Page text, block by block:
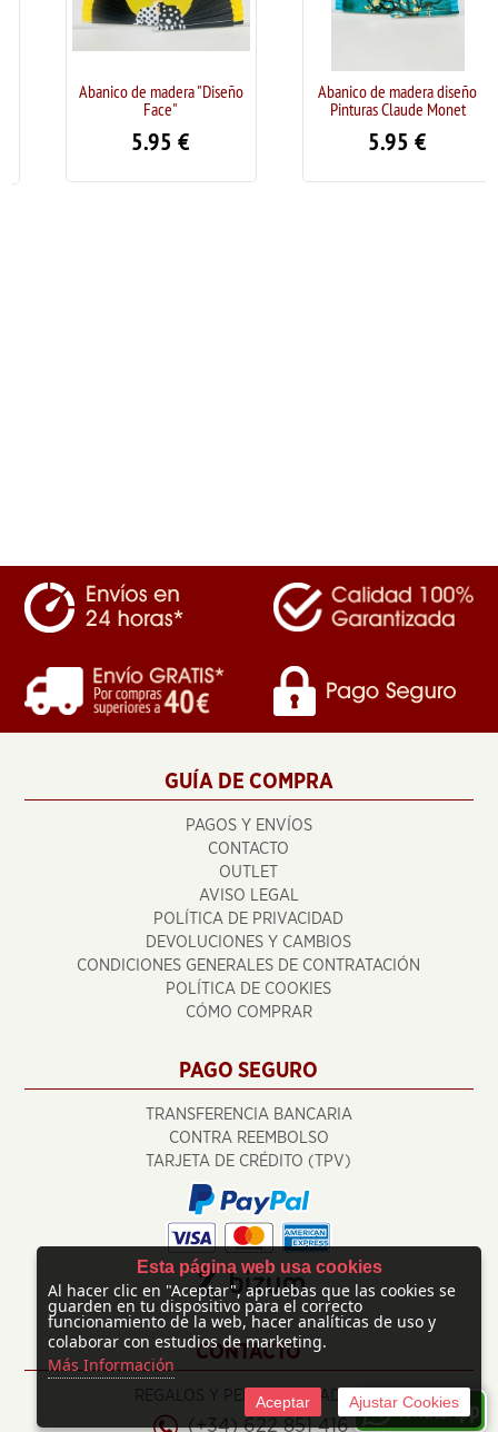
Abanico de madera "Diseño
Face"
5.95€
Abanico de madera diseño
Pinturas Claude Monet
5.95€
GUÍA DE COMPRA
PAGOS Y ENVÍOS
CONTACTO
OUTLET
AVISO LEGAL
POLÍTICA DE PRIVACIDAD
DEVOLUCIONES Y CAMBIOS
CONDICIONES GENERALES DE CONTRATACIÓN
POLÍTICA DE COOKIES
CÓMO COMPRAR
PAGO SEGURO
TRANSFERENCIA BANCARIA
CONTRA REEMBOLSO
TARJETA DE CRÉDITO (TPV)
CONTACTO
REGALOS Y PERSONALIZADOS
(+34) 622 851 416
Esta página web usa cookies
Al hacer clic en "Aceptar", apruebas que las cookies se
guarden en tu dispositivo para el correcto
funcionamiento de la web, hacer analíticas de uso y
colaborar con estudios de marketing.
Más Información
Aceptar Ajustar Cookies